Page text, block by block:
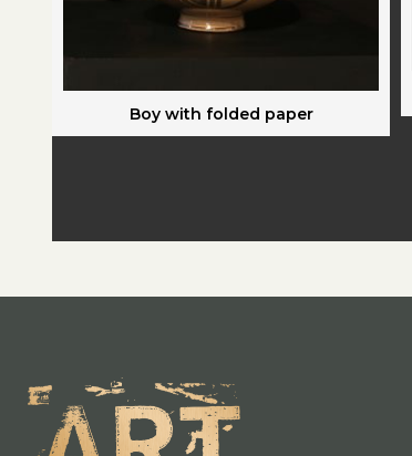
Boy with folded paper